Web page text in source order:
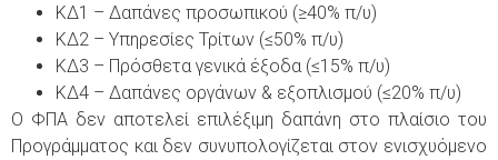
ΚΔ1 – Δαπάνες προσωπικού (≥40% π/υ)
ΚΔ2 – Υπηρεσίες Τρίτων (≤50% π/υ)
ΚΔ3 – Πρόσθετα γενικά έξοδα (≤15% π/υ)
ΚΔ4 – Δαπάνες οργάνων & εξοπλισμού (≤20% π/υ)
Ο ΦΠΑ δεν αποτελεί επιλέξιμη δαπάνη στο πλαίσιο του
Προγράμματος και δεν συνυπολογίζεται στον ενισχυόμενο